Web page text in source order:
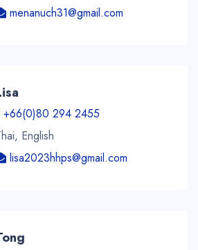
menanuch31@gmail.com
+66(0)80 294 2455
English
lisa2023hhps@gmail.com